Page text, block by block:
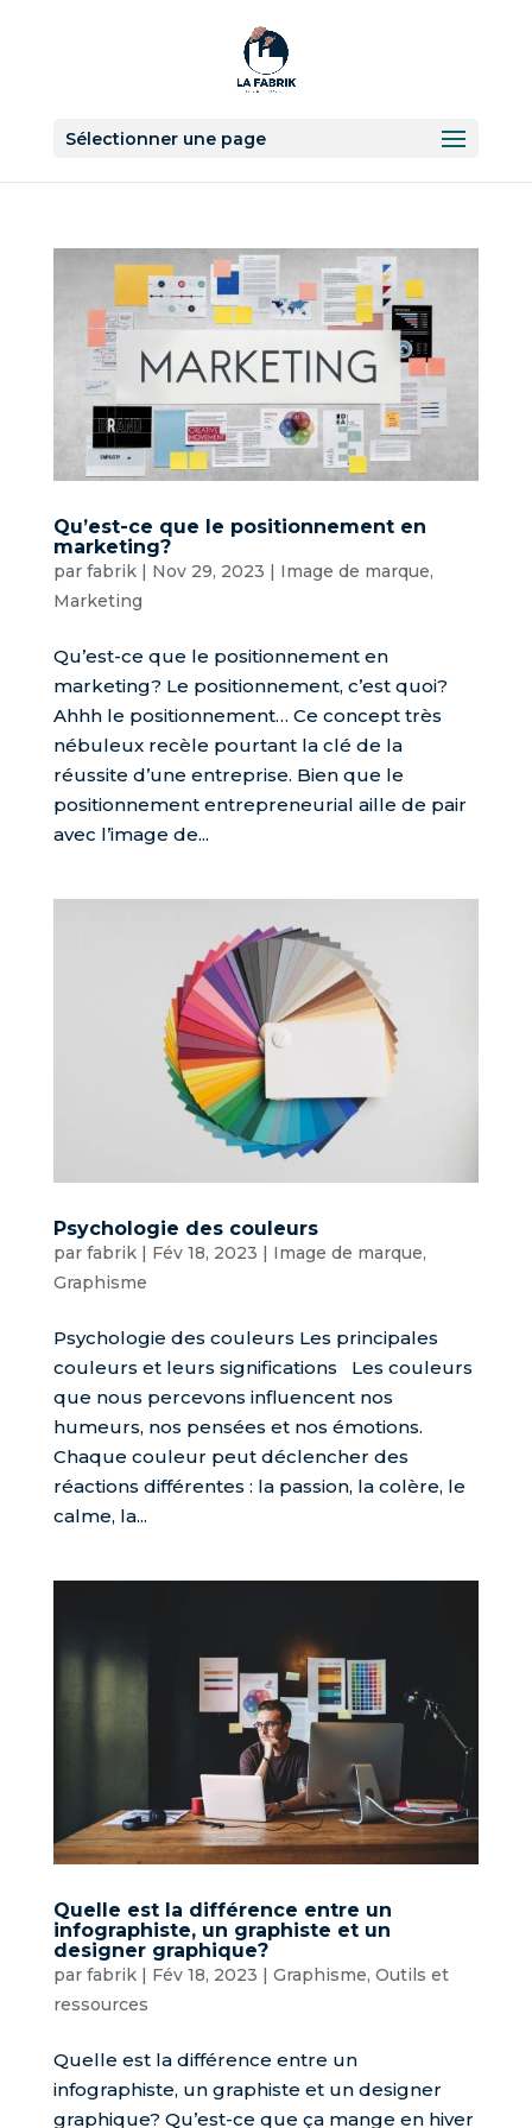
Sélectionner une page
Qu’est-ce que le positionnement en
marketing?
par fabrik| Nov 29, 2023 Image de marque,
Marketing
Qu’est-ce que le positionnement en
marketing? Le positionnement, c’est quoi?
Ahhh le positionnement… Ce concept très
nébuleux recèle pourtant la clé de la
réussite d’une entreprise. Bien que le
positionnement entrepreneurial aille de pair
avec l’image de...
Psychologie des couleurs
par fabrik| Fév 18, 2023 | Image de marque,
Graphisme
Psychologie des couleurs Les principales
couleurs et leurs significations Les couleurs
que nous percevons influencent nos
humeurs, nos pensées et nos émotions.
Chaque couleur peut déclencher des
réactions différentes : la passion, la colère, le
calme, la...
Quelle est la différence entre un
infographiste, un graphiste et un
designer graphique?
par fabrik| Fév 18, 2023 | Graphisme, Outils et
ressources
Quelle est la différence entre un
infographiste, un graphiste et un designer
graphique? Qu’est-ce que ça mange en hiver